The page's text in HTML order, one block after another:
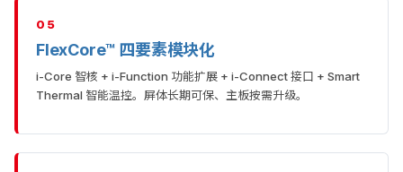
05
FlexCore™ 四要素模块化
i-Core 智核 + i-Function 功能扩展 + i-Connect 接口 + Smart
Thermal 智能温控。屏体长期可保、主板按需升级。